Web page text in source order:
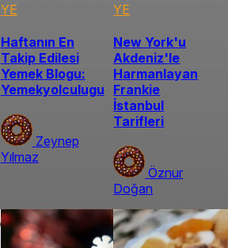
YE
Haftanın En
Takip Edilesi
Yemek Blogu:
Yemekyolculugu
Zeynep
Yılmaz
YE
New York'u
Akdeniz'le
Harmanlayan
Frankie
İstanbul
Tarifleri
Öznur
Doğan